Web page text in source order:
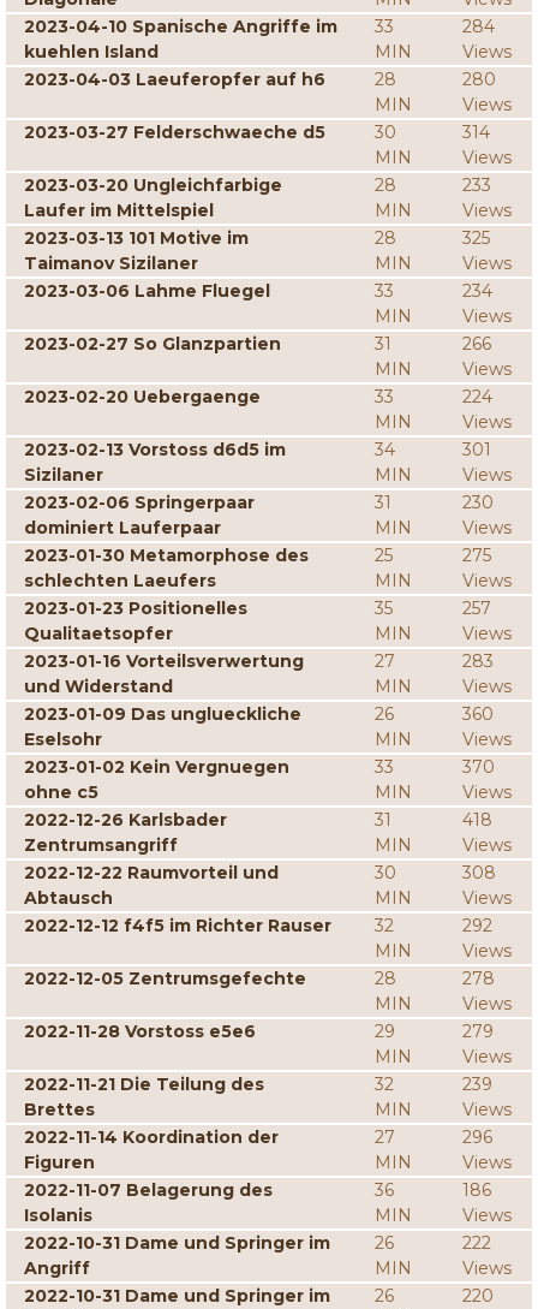
2023-04-10 Spanische Angriffe im
kuehlen Island
33
MIN
284
Views
2023-04-03 Laeuferopfer auf h6
28
MIN
280
Views
2023-03-27 Felderschwaeche d5
30
MIN
314
Views
2023-03-20 Ungleichfarbige
Laufer im Mittelspiel
28
MIN
233
Views
2023-03-13 101 Motive im
Taimanov Sizilaner
28
MIN
325
Views
2023-03-06 Lahme Fluegel
33
MIN
234
Views
2023-02-27 So Glanzpartien
31
MIN
266
Views
2023-02-20 Uebergaenge
33
MIN
224
Views
2023-02-13 Vorstoss d6d5 im
Sizilaner
34
MIN
301
Views
2023-02-06 Springerpaar
dominiert Lauferpaar
31
MIN
230
Views
2023-01-30 Metamorphose des
schlechten Laeufers
25
MIN
275
Views
2023-01-23 Positionelles
Qualitaetsopfer
35
MIN
257
Views
2023-01-16 Vorteilsverwertung
und Widerstand
27
MIN
283
Views
2023-01-09 Das unglueckliche
Eselsohr
26
MIN
360
Views
2023-01-02 Kein Vergnuegen
ohne c5
33
MIN
370
Views
2022-12-26 Karlsbader
Zentrumsangriff
31
MIN
418
Views
2022-12-22 Raumvorteil und
Abtausch
30
MIN
308
Views
2022-12-12 f4f5 im Richter Rauser
32
MIN
292
Views
2022-12-05 Zentrumsgefechte
28
MIN
278
Views
2022-11-28 Vorstoss e5e6
29
MIN
279
Views
2022-11-21 Die Teilung des
Brettes
32
MIN
239
Views
2022-11-14 Koordination der
Figuren
27
MIN
296
Views
2022-11-07 Belagerung des
Isolanis
36
MIN
186
Views
2022-10-31 Dame und Springer im
Angriff
26
MIN
222
Views
2022-10-31 Dame und Springer im
26
220